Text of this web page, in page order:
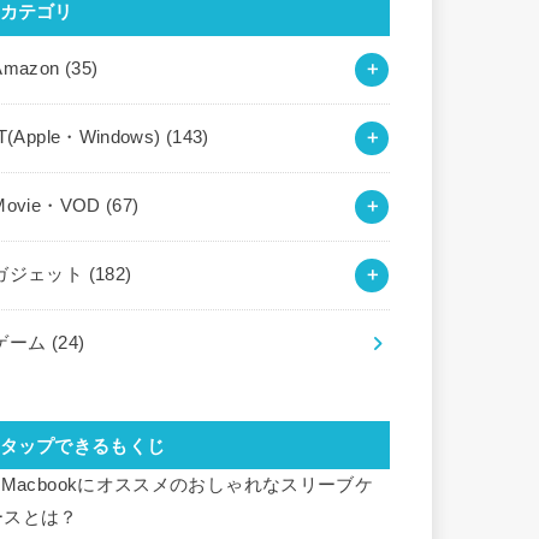
カテゴリ
(35)
・Windows) (143)
・VOD (67)
ジェット (182)
ーム (24)
タップできるもくじ
にオススメのおしゃれなスリーブケ
とは？